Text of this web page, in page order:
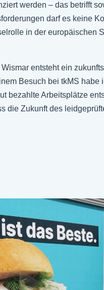
werden – das betrifft
darf es keine
in der europäischen
entsteht ein
Besuch bei tkMS habe
bezahlte Arbeitsplätze
die Zukunft des